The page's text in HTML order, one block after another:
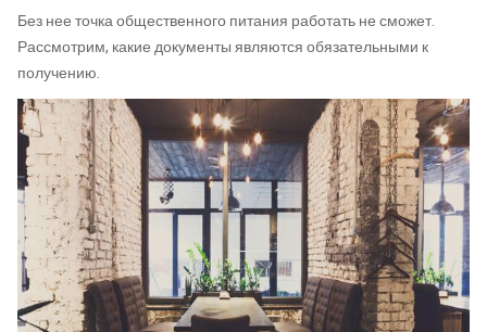
Без нее точка общественного питания работать не сможет.
Рассмотрим, какие документы являются обязательными к
получению.